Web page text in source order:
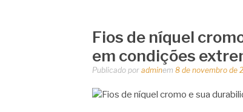
Fios de níquel
em condições
Publicado por adminem 8 de novembro de